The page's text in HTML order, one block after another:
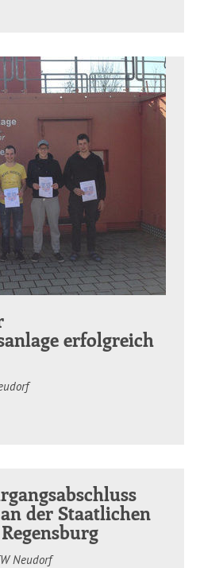
erfolgreich
der Staatlichen
Neudorf